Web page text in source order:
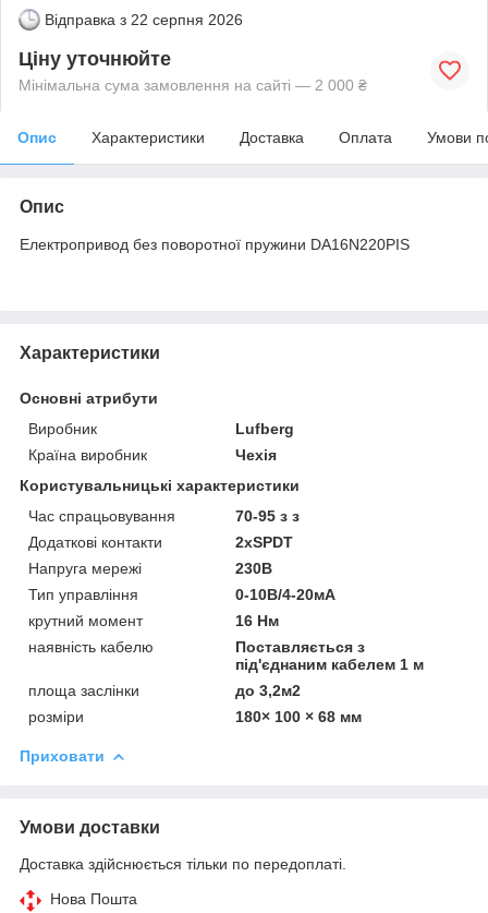
Відправка з 22 серпня 2026
Ціну уточнюйте
Мінімальна сума замовлення на сайті — 2 000 ₴
Опис Характеристики Доставка Оплата Умови
Опис
Електропривод без поворотної пружини DA16N220PIS
Характеристики
Основні атрибути
Виробник
Lufberg
Країна виробник
Чехія
Користувальницькі характеристики
Час спрацьовування
70-95 з з
Додаткові контакти
2хSPDT
Напруга мережі
230В
Тип управління
0-10В/4-20мА
крутний момент
16 Нм
наявність кабелю
Поставляється з
під'єднаним кабелем 1 м
площа заслінки
до 3,2м2
розміри
180× 100 × 68 мм
Приховати
Умови доставки
Доставка здійснюється тільки по передоплаті.
Нова Пошта